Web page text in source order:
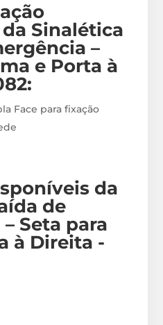
da Sinalética
–
e Porta à
:
Face para fixação
da
de
Seta para
à Direita -